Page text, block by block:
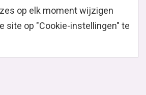
op elk moment wijzigen
site op "Cookie-instellingen" te